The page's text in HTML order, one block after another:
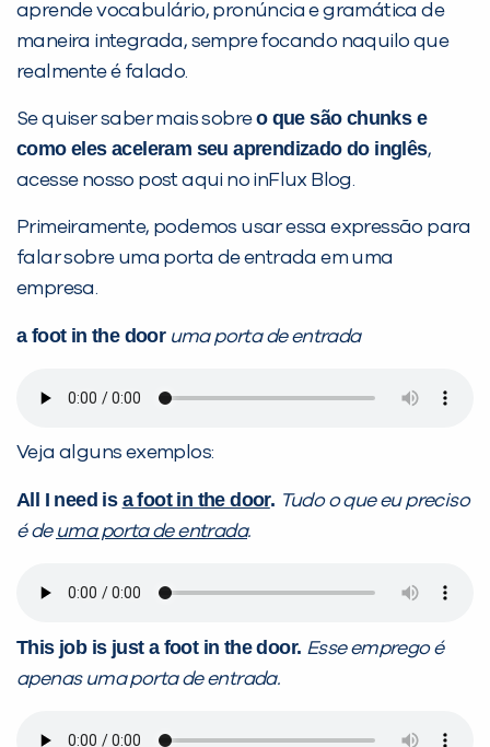
aprende vocabulário, pronúncia e gramática de
maneira integrada, sempre focando naquilo que
realmente é falado.
Se quiser saber mais sobreo que são chunks e
como eles aceleram seu aprendizado do inglês,
acesse nosso post aqui no inFlux Blog.
Primeiramente, podemos usar essa expressão para
falar sobre uma porta de entrada em uma
empresa.
a foot in the door uma porta de entrada
Veja alguns exemplos:
All I need is a foot in the door. Tudo o que eu preciso
é de uma porta de entrada.
This job is just a foot in the door. Esse emprego é
apenas uma porta de entrada.
Não encontramos nenhuma unidade
inFlux nesta cidade ou bairro que
já vamos te colocar em contato
Você é aluno inFlux?